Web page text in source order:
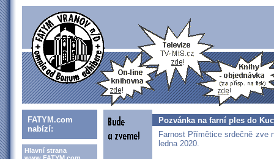
FATYM.com
nabízí:
Hlavní strana
Pozvánka na farní ples do
Farnost Přímětice srdečně zve
ledna 2020.